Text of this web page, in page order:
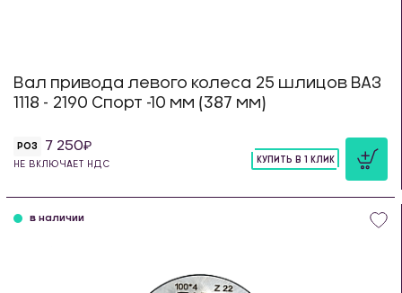
Вал привода левого колеса 25 шлицов ВАЗ
1118 - 2190 Спорт -10 мм (387 мм)
РОЗ 7 250
НЕ ВКЛЮЧАЕТ НДС
КУПИТЬ В 1 КЛИК
в наличии